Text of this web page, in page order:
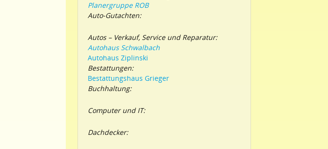
Planergruppe ROB
Auto-Gutachten:
Autos – Verkauf, Service und Reparatur:
Autohaus Schwalbach
Autohaus Ziplinski
Bestattungen:
Bestattungshaus Grieger
Buchhaltung:
Computer und IT:
Dachdecker: